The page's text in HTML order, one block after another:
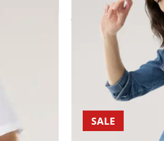
ab
Fr. 159,99
SALE